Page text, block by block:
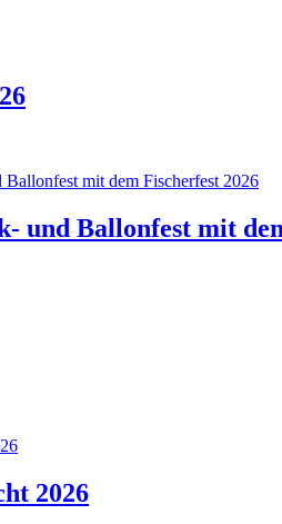
und Ballonfest mit
2026